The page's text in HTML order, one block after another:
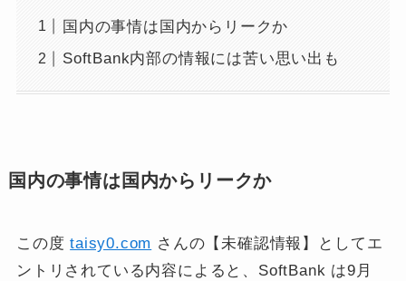
国内の事情は国内からリークか
SoftBank内部の情報には苦い思い出も
国内の事情は国内からリークか
この度taisy0.com さんの【未確認情報】としてエ
ントリされている内容によると、SoftBank は9月